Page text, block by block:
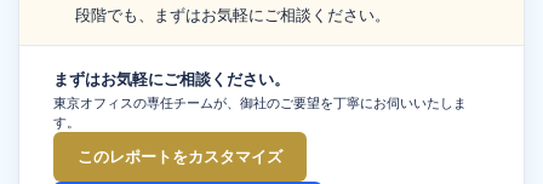
段階でも、まずはお気軽にご相談ください。
まずはお気軽にご相談ください。
東京オフィスの専任チームが、御社のご要望を丁寧にお伺いいたしま
す。
このレポートをカスタマイズ